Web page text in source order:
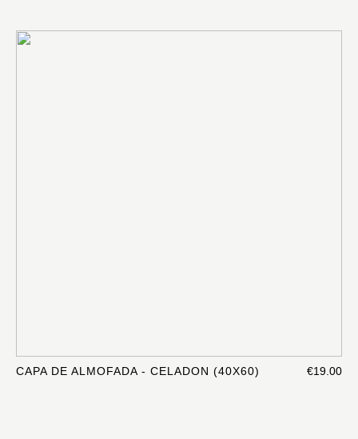
CAPA DE ALMOFADA - CELADON (40X60) €19.00